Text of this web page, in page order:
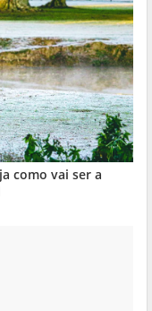
como vai ser a